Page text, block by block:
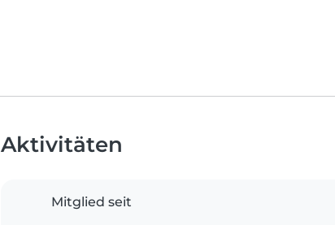
Aktivitäten
Mitglied seit